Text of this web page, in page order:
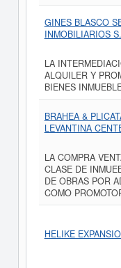
GINES BLASCO
INMOBILIARIOS
LA
ALQUILER Y
BIENES
BRAHEA &
LEVANTINA
LA COMPRA
CLASE DE
DE OBRAS POR
COMO
HELIKE